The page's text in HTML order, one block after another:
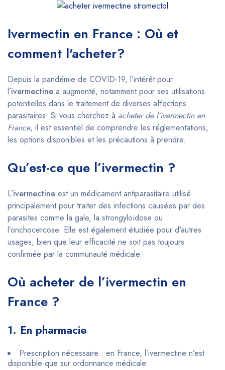
Ivermectin en France : Où et
comment l'acheter?
Depuis la pandémie de COVID-19, l’intérêt pour
l’ivermectine a augmenté, notamment pour ses utilisations
potentielles dans le traitement de diverses affections
parasitaires. Si vous cherchez à acheter de l’ivermectin en
France, il est essentiel de comprendre les réglementations,
les options disponibles et les précautions à prendre.
Qu’est-ce que l’ivermectin ?
L’ivermectine est un médicament antiparasitaire utilisé
principalement pour traiter des infections causées par des
parasites comme la gale, la strongyloïdose ou
l’onchocercose. Elle est également étudiée pour d'autres
usages, bien que leur efficacité ne soit pas toujours
confirmée par la communauté médicale.
Où acheter de l’ivermectin en
France ?
1. En pharmacie
Prescription nécessaire : en France, l’ivermectine n’est
disponible que sur ordonnance médicale.